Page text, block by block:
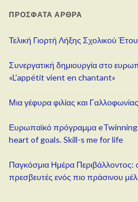
ΠΡΌΣΦΑΤΑ ΆΡΘΡΑ
Τελική Γιορτή Λήξης Σχολικού
Συνεργατική δημιουργία στο
«L’appétit vient en chantant»
Μια γέφυρα φιλίας και
Ευρωπαϊκό πρόγραμμα eTwinning
heart of goals. Skill-s me for life
Παγκόσμια Ημέρα Περιβάλλοντος:
πρεσβευτές ενός πιο πράσινου